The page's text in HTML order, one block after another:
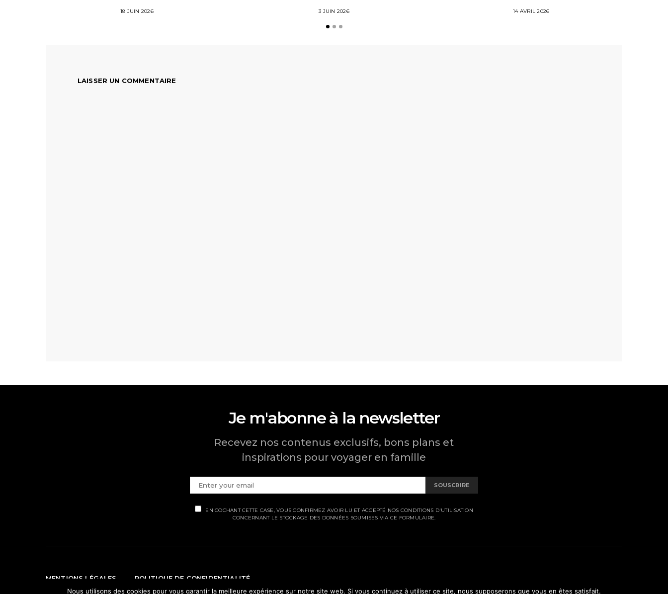
18 JUIN 2026 3 JUIN 2026 14 AVRIL 2026
LAISSER UN COMMENTAIRE
Je m'abonne à la newsletter
Recevez nos contenus exclusifs, bons plans et
inspirations pour voyager en famille
SOUSCRIRE
EN COCHANT CETTE CASE, VOUS CONFIRMEZ AVOIR LU ET ACCEPTÉ NOS CONDITIONS D'UTILISATION
CONCERNANT LE STOCKAGE DES DONNÉES SOUMISES VIA CE FORMULAIRE.
MENTIONS LÉGALES POLITIQUE DE CONFIDENTIALITÉ
Nous utilisons des cookies pour vous garantir la meilleure expérience sur notre site web. Si vous continuez à utiliser ce site, nous supposerons que vous en êtes satisfait.